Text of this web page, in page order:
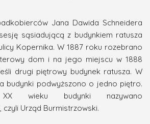
Jana Dawida Schneidera
sąsiadującą z budynkiem ratusza
Kopernika. W 1887 roku rozebrano
dom i na jego miejscu w 1888
drugi piętrowy budynek ratusza. W
budynki podwyższono o jedno piętro.
wieku budynki nazywano
czyli Urząd Burmistrzowski.